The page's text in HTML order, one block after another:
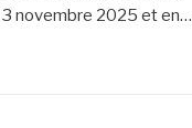
3 novembre 2025 et en…